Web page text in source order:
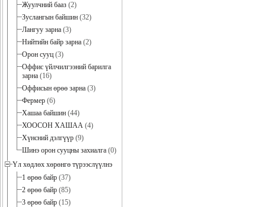
Жуулчний бааз (2)
Зуслангын байшин (32)
Лангуу зарна (3)
Нийтийн байр зарна (2)
Орон сууц (3)
Оффис үйлчилгээний барилга
зарна (16)
Оффисын өрөө зарна (3)
Фермер (6)
Хашаа байшин (44)
ХООСОН ХАШАА (4)
Хүнсний дэлгүүр (9)
Шинэ орон сууцны захиалга (0)
Үл хөдлөх хөрөнгө түрээслүүлнэ
1 өрөө байр (37)
2 өрөө байр (85)
3 өрөө байр (15)